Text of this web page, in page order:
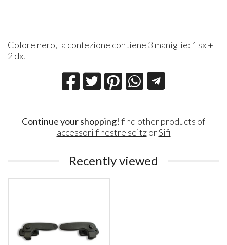
Colore nero, la confezione contiene 3 maniglie: 1 sx +
2 dx.
Continue your shopping! find other products of
accessori finestre seitzorSifi
Recently viewed